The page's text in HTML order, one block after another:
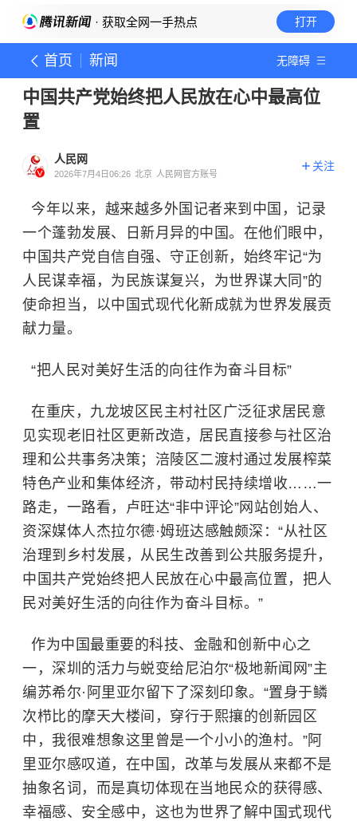
· 获取全网一手热点 打开
首页 新闻 无障碍
中国共产党始终把人民放在心中最高位
置
人民网
2026年7月4日06:26 北京 人民网官方账号
关注
今年以来，越来越多外国记者来到中国，记录
一个蓬勃发展、日新月异的中国。在他们眼中，
中国共产党自信自强、守正创新，始终牢记“为
人民谋幸福，为民族谋复兴，为世界谋大同”的
使命担当，以中国式现代化新成就为世界发展贡
献力量。
“把人民对美好生活的向往作为奋斗目标”
在重庆，九龙坡区民主村社区广泛征求居民意
见实现老旧社区更新改造，居民直接参与社区治
理和公共事务决策；涪陵区二渡村通过发展榨菜
特色产业和集体经济，带动村民持续增收……一
路走，一路看，卢旺达“非中评论”网站创始人、
资深媒体人杰拉尔德·姆班达感触颇深：“从社区
治理到乡村发展，从民生改善到公共服务提升，
中国共产党始终把人民放在心中最高位置，把人
民对美好生活的向往作为奋斗目标。”
作为中国最重要的科技、金融和创新中心之
一，深圳的活力与蜕变给尼泊尔“极地新闻网”主
编苏希尔·阿里亚尔留下了深刻印象。“置身于鳞
次栉比的摩天大楼间，穿行于熙攘的创新园区
中，我很难想象这里曾是一个小小的渔村。”阿
里亚尔感叹道，在中国，改革与发展从来都不是
抽象名词，而是真切体现在当地民众的获得感、
幸福感、安全感中，这也为世界了解中国式现代